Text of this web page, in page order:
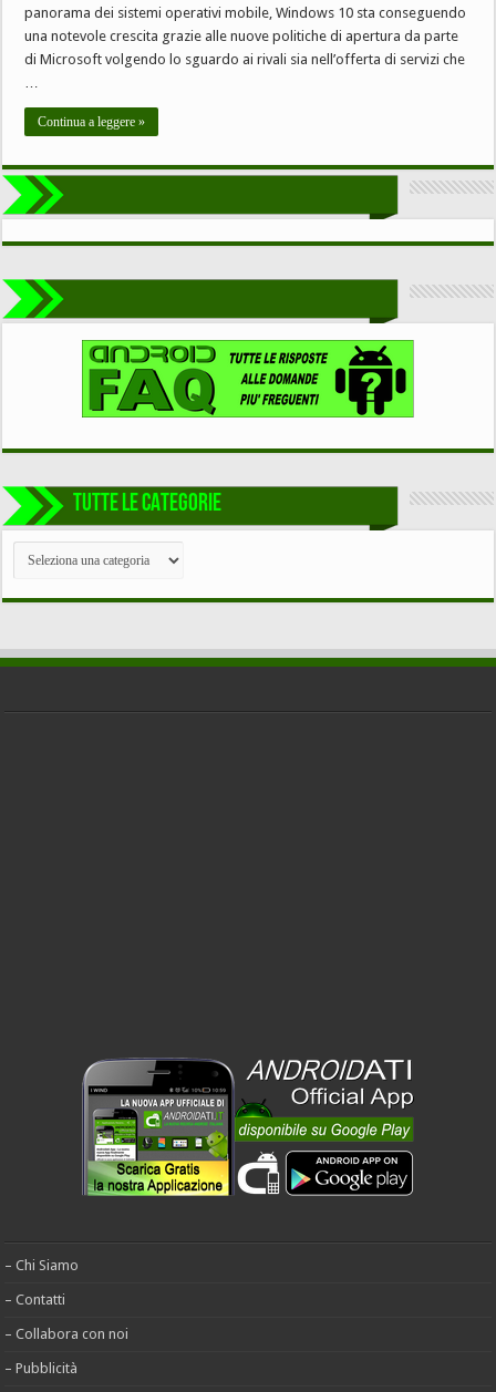
panorama dei sistemi operativi mobile, Windows 10 sta conseguendo
una notevole crescita grazie alle nuove politiche di apertura da parte
di Microsoft volgendo lo sguardo ai rivali sia nell’offerta di servizi che
…
Continua a leggere »
TUTTE LE CATEGORIE
TUTTE
CATEGORIE
– Chi Siamo
– Contatti
– Collabora con noi
– Pubblicità